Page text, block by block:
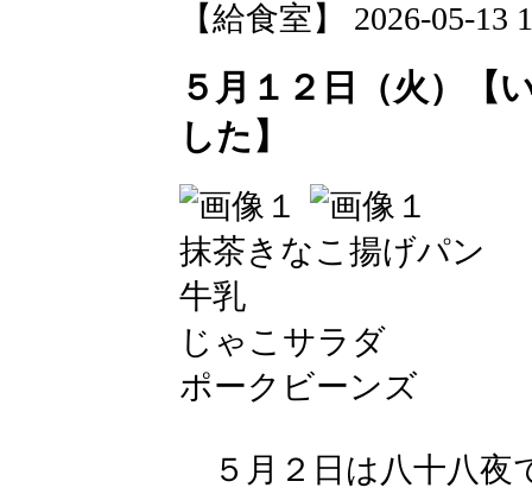
【給食室】 2026-05-13
５月１２日（火）【
した】
抹茶きなこ揚げパン
牛乳
じゃこサラダ
ポークビーンズ
５月２日は八十八夜